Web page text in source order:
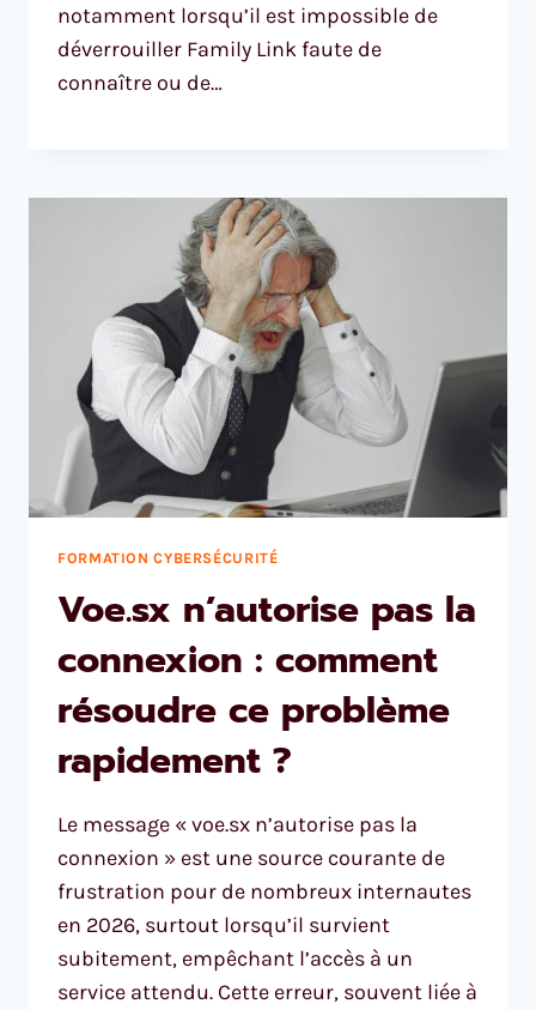
notamment lorsqu’il est impossible de
déverrouiller Family Link faute de
connaître ou de…
FORMATION CYBERSÉCURITÉ
Voe.sx n’autorise pas la
connexion : comment
résoudre ce problème
rapidement ?
Le message « voe.sx n’autorise pas la
connexion » est une source courante de
frustration pour de nombreux internautes
en 2026, surtout lorsqu’il survient
subitement, empêchant l’accès à un
service attendu. Cette erreur, souvent liée à